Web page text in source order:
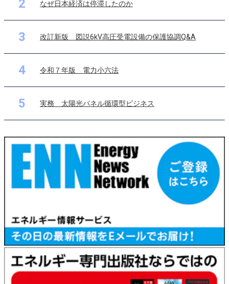
2 なぜ日本経済は停滞したのか
3 改訂新版 図説6kV高圧受電設備の保護協調Q&A
4 令和７年版 電力小六法
5 実務 太陽光パネル循環型ビジネス